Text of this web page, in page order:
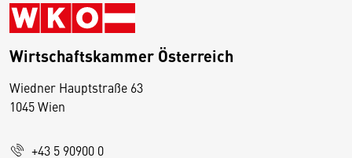
Wirtschaftskammer Österreich
Wiedner Hauptstraße 63
1045 Wien
+43 5 90900 0
D
s